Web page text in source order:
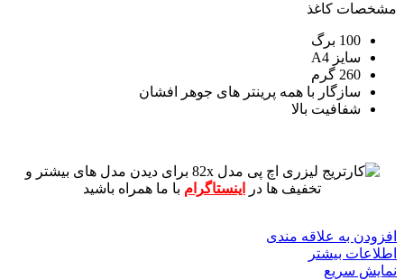
مشخصات کاغذ
100 برگ
سایز A4
260 گرم
سازگار با همه پرینتر های جوهر افشان
شفافیت بالا
برای دیدن مدل های بیشتر و
تخفیف ها در
اینستاگرام با ما همراه باشید
افزودن به علاقه مندی
اطلاعات بیشتر
نمایش سریع